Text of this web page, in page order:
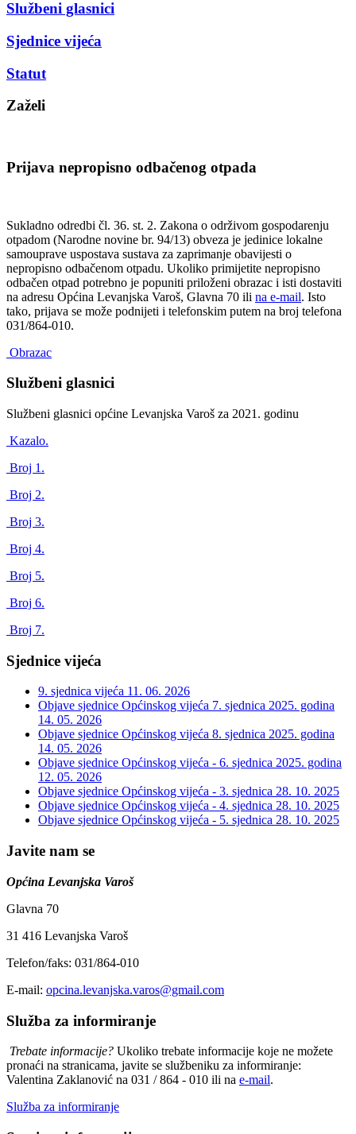
Službeni glasnici
Sjednice vijeća
Statut
Zaželi
Prijava nepropisno odbačenog otpada
Sukladno odredbi čl. 36. st. 2. Zakona o održivom gospodarenju
otpadom (Narodne novine br. 94/13) obveza je jedinice lokalne
samouprave uspostava sustava za zaprimanje obavijesti o
nepropisno odbačenom otpadu. Ukoliko primijetite nepropisno
odbačen otpad potrebno je popuniti priloženi obrazac i isti dostaviti
na adresu Općina Levanjska Varoš, Glavna 70 ili na e-mail. Isto
tako, prijava se može podnijeti i telefonskim putem na broj telefona
031/864-010.
Obrazac
Službeni glasnici
Službeni glasnici općine Levanjska Varoš za 2021. godinu
Kazalo.
Broj 1.
Broj 2.
Broj 3.
Broj 4.
Broj 5.
Broj 6.
Broj 7.
Sjednice vijeća
9. sjednica vijeća 11. 06. 2026
Objave sjednice Općinskog vijeća 7. sjednica 2025. godina
14. 05. 2026
Objave sjednice Općinskog vijeća 8. sjednica 2025. godina
14. 05. 2026
Objave sjednice Općinskog vijeća - 6. sjednica 2025. godina
12. 05. 2026
Objave sjednice Općinskog vijeća - 3. sjednica 28. 10. 2025
Objave sjednice Općinskog vijeća - 4. sjednica 28. 10. 2025
Objave sjednice Općinskog vijeća - 5. sjednica 28. 10. 2025
Javite nam se
Općina Levanjska Varoš
Glavna 70
31 416 Levanjska Varoš
Telefon/faks: 031/864-010
E-mail: opcina.levanjska.varos@gmail.com
Služba za informiranje
Trebate informacije? Ukoliko trebate informacije koje ne možete
pronaći na stranicama, javite se službeniku za informiranje:
Valentina Zaklanović na 031 / 864 - 010 ili na e-mail.
Služba za informiranje